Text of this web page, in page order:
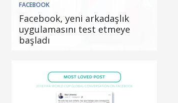
FACEBOOK
Facebook, yeni arkadaşlık
uygulamasını test etmeye
başladı